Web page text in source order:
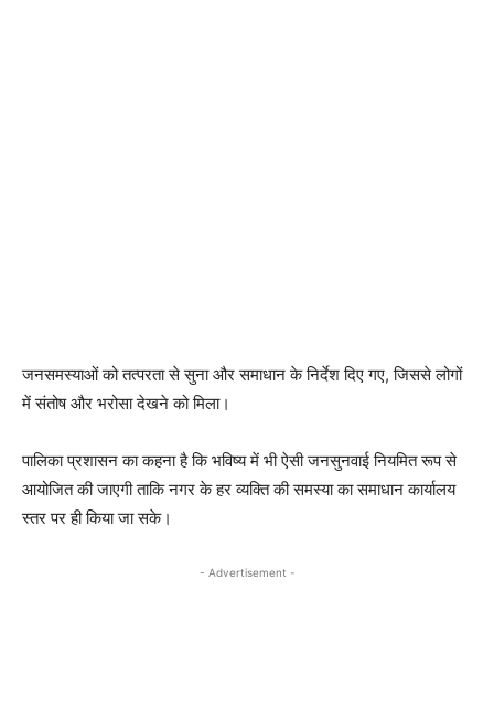
जनसमस्याओं को तत्परता से सुना और समाधान के निर्देश दिए गए, जिससे लोगों
में संतोष और भरोसा देखने को मिला।
पालिका प्रशासन का कहना है कि भविष्य में भी ऐसी जनसुनवाई नियमित रूप से
आयोजित की जाएगी ताकि नगर के हर व्यक्ति की समस्या का समाधान कार्यालय
स्तर पर ही किया जा सके।
- Advertisement -